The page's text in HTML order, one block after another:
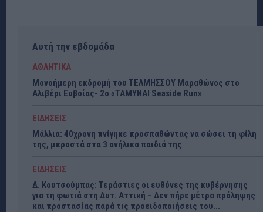
Αυτή την εβδομάδα
ΑΘΛΗΤΙΚΑ
Μονοήμερη εκδρομή του ΤΕΛΜΗΣΣΟΥ Μαραθώνος στο
Αλιβέρι Ευβοίας- 2ο «ΤΑΜΥΝΑΙ Seaside Run»
ΕΙΔΗΣΕΙΣ
Μάλλια: 40χρονη πνίγηκε προσπαθώντας να σώσει τη φίλη
της, μπροστά στα 3 ανήλικα παιδιά της
ΕΙΔΗΣΕΙΣ
Δ. Κουτσούμπας: Τεράστιες οι ευθύνες της κυβέρνησης
για τη φωτιά στη Δυτ. Αττική – Δεν πήρε μέτρα πρόληψης
και προστασίας παρά τις προειδοποιήσεις του...